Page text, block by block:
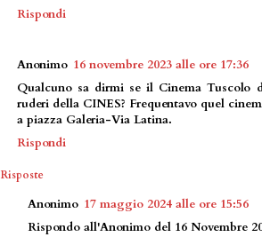
Rispondi
Anonimo 16 novembre 2023 alle ore 17:36
Qualcuno sa dirmi se il Cinema Tuscolo
ruderi della CINES? Frequentavo quel
a piazza Galeria-Via Latina.
Rispondi
Risposte
Anonimo 17 maggio 2024 alle ore 15:56
Rispondo all'Anonimo del 16 Novembre